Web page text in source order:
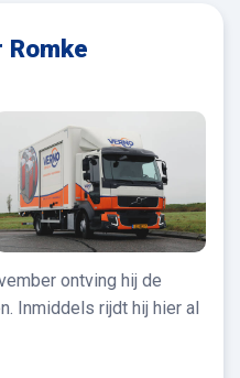
Romke
ontving hij de
Inmiddels rijdt hij hier al